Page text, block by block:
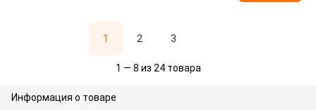
1 2 3
1 — 8 из 24 товара
Информация о товаре